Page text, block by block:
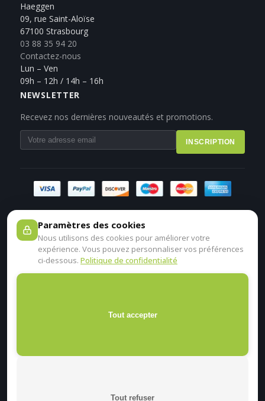
Haeggen
09, rue Saint-Aloïse
67100 Strasbourg
03 88 35 94 20
Contactez-nous
Lun – Ven
09h – 12h / 14h – 16h
NEWSLETTER
Recevez nos dernières nouveautés et promotions.
INSCRIPTION
Paramètres des cookies
Nous utilisons des cookies pour améliorer votre
expérience. Vous pouvez personnaliser vos préférences
ci-dessous. Politique de confidentialité
Tout accepter
Tout refuser